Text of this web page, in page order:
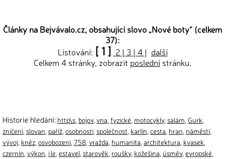
Články na Bejvávalo.cz, obsahující slovo „Nové boty“ (celkem
37):
Listování: [ 1 ] 2 | 3 | 4 | další
Celkem 4 stránky, zobrazit poslední stránku.
Historie hledání: http\s bojov, vna fyzické motocykly, salám Gurk
zničení slovan paříž osobnosti společnost karlín cesta hran náměstí
vývoj kněz osvobozeni 758 vražda humanita architektura kvasek
czernin výkon i le estavel starověk roušky, kožešina úsměv, evropské